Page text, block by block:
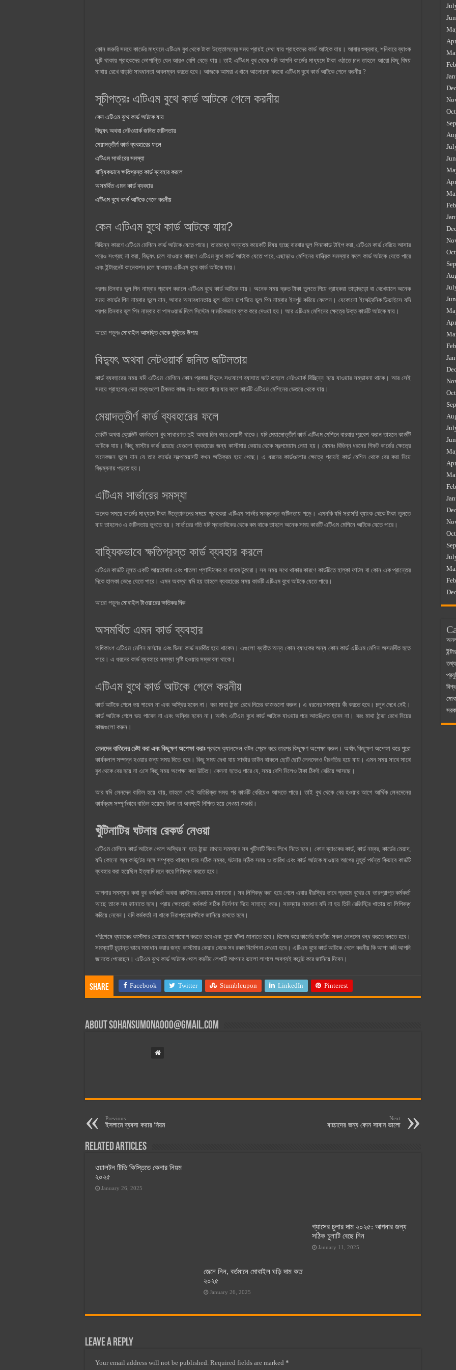
কোন জরুরি সময়ে কার্ডের মাধ্যমে এটিএম বুথ থেকে টাকা উত্তোলনের সময় প্রায়ই দেখা যায় গ্রাহকদের কার্ড আটকে যায়। আবার শুক্রবার, শনিবারে ব্যাংক
ছুটি থাকায় গ্রাহকদের ভোগান্তি যেন আরও বেশি বেড়ে যায়। তাই এটিএম বুথ থেকে যদি আপনি কার্ডের মাধ্যমে টাকা ওঠাতে চান তাহলে আরো কিছু বিষয়
মাথায় রেখে বাড়তি সাবধানতা অবলম্বন করতে হবে। আজকে আমরা এখানে আলোচনা করবো এটিএম বুথে কার্ড আটকে গেলে করনীয় ?
সূচীপত্রঃ এটিএম বুথে কার্ড আটকে গেলে করনীয়
কেন এটিএম বুথে কার্ড আটকে যায়
বিদ্যুৎ অথবা নেটওয়ার্ক জনিত জটিলতায়
মেয়াদত্তীর্ণ কার্ড ব্যবহারের ফলে
এটিএম সার্ভারের সমস্যা
বাহ্যিকভাবে ক্ষতিগ্রস্ত কার্ড ব্যবহার করলে
অসমর্থিত এমন কার্ড ব্যবহার
এটিএম বুথে কার্ড আটকে গেলে করনীয়
কেন এটিএম বুথে কার্ড আটকে যায়?
বিভিন্ন কারণে এটিএম মেশিনে কার্ড আটকে যেতে পারে। তারমধ্যে অন্যতম কয়েকটি বিষয় হচ্ছে বারবার ভুল পিনকোড টাইপ করা, এটিএম কার্ড বেরিয়ে আসার
পরেও সংগ্রহ না করা, বিদ্যুৎ চলে যাওয়ার কারণে এটিএম বুথে কার্ড আটকে যেতে পারে, এছাড়াও মেশিনের যান্ত্রিক সমস্যার ফলে কার্ড আটকে যেতে পারে
এবং ইন্টারনেট কানেকশন চলে যাওয়ায় এটিএম বুথে কার্ড আটকে যায়।
পরপর তিনবার ভুল পিন নাম্বার প্রবেশ করালে এটিএম বুথে কার্ড আটকে যায়। অনেক সময় দ্রুত টাকা তুলতে গিয়ে গ্রাহকরা তাড়াহুড়ো বা বেখেয়ালে অনেক
সময় কার্ডের পিন নাম্বার ভুলে যান, আবার অসাবধানতায় ভুল বাটনে চাপ দিয়ে ভুল পিন নাম্বার ইনপুট করিয়ে ফেলেন। যেকোনো ইলেক্ট্রনিক ডিভাইসে যদি
পরপর তিনবার ভুল পিন নাম্বার বা পাসওয়ার্ড দিলে সিস্টেম সাময়িকভাবে ব্লক করে দেওয়া হয়। আর এটিএম মেশিনের ক্ষেত্রে উক্ত কার্ডটি আটকে যায়।
আরো পড়ুনঃ মোবাইল আসক্তি থেকে মুক্তির উপায়
বিদ্যুৎ অথবা নেটওয়ার্ক জনিত জটিলতায়
কার্ড ব্যবহারের সময় যদি এটিএম মেশিনে কোন প্রকার বিদ্যুৎ সংযোগে ব্যাঘাত ঘটে তাহলে নেটওয়ার্ক বিচ্ছিন্ন হয়ে যাওয়ার সম্ভাবনা থাকে। আর সেই
সময়ে গ্রাহকের দেয়া তথ্যগুলো ঠিকমত কাজ নাও করতে পারে যার ফলে কার্ডটি এটিএম মেশিনের ভেতরে থেকে যায়।
মেয়াদত্তীর্ণ কার্ড ব্যবহারের ফলে
ডেবিট অথবা ক্রেডিট কার্ডগুলো খুব সাধারণত দুই অথবা তিন বছর মেয়াদী থাকে। যদি মেয়াদোত্তীর্ণ কার্ড এটিএম মেশিনে বারবার প্রবেশ করান তাহলে কার্ডটি
আটকে যায়। কিছু মাস্টার কার্ড রয়েছে যেগুলো ব্যবহারের জন্য কাস্টমার কেয়ার থেকে স্বল্পমেয়াদ নেয়া হয়। যেমনঃ বিভিন্ন ধরনের গিফট কার্ডের ক্ষেত্রে
অনেকজন ভুলে যান যে তার কার্ডের স্বল্পমেয়াদটি কখন অতিক্রম হয়ে গেছে। এ ধরনের কার্ডগুলোর ক্ষেত্রে প্রায়ই কার্ড মেশিন থেকে বের করা নিয়ে
বিড়ম্বনায় পড়তে হয়।
এটিএম সার্ভারের সমস্যা
অনেক সময়ে কার্ডের মাধ্যমে টাকা উত্তোলনের সময়ে গ্রাহকরা এটিএম সার্ভার সংক্রান্ত জটিলতায় পড়ে। এমনকি যদি সরাসরি ব্যাংক থেকে টাকা তুলতে
যায় তাহলেও এ জটিলতায় ভুগতে হয়। সার্ভারের গতি যদি স্বাভাবিকের থেকে কম থাকে তাহলে অনেক সময় কার্ডটি এটিএম মেশিনে আটকে যেতে পারে।
বাহ্যিকভাবে ক্ষতিগ্রস্ত কার্ড ব্যবহার করলে
এটিএম কার্ডটি মূলত একটি আয়তাকার এবং পাতলা প্লাস্টিকের বা ধাতব টুকরো। সব সময় সথে থাকার কারণে কার্ডটিতে হাল্কা ফাটল বা কোন এক প্রান্তের
দিকে হালকা ভেঙে যেতে পারে। এমন অবস্থা যদি হয় তাহলে ব্যবহারের সময় কার্ডটি এটিএম বুথে আটকে যেতে পারে।
আরো পড়ুনঃ মোবাইল টাওয়ারের ক্ষতিকর দিক
অসমর্থিত এমন কার্ড ব্যবহার
অধিকাংশ এটিএম মেশিন মাস্টার এবং ভিসা কার্ড সমর্থিত হয়ে থাকেন। এগুলো ব্যতীত অন্য কোন ব্যাংকের অন্য কোন কার্ড এটিএম মেশিন অসমর্থিত হতে
পারে। এ ধরনের কার্ড ব্যবহারে সমস্যা সৃষ্টি হওয়ার সম্ভাবনা থাকে।
এটিএম বুথে কার্ড আটকে গেলে করনীয়
কার্ড আটকে গেলে ভয় পাবেন না এবং অস্থির হবেন না। বরং মাথা ঠান্ডা রেখে নিচের কাজগুলো করুন। এ ধরনের সমস্যায় কী করতে হবে। চলুন দেখে নেই।
কার্ড আটকে গেলে ভয় পাবেন না এবং অস্থির হবেন না। অর্থাৎ এটিএম বুথে কার্ড আটকে যাওয়ার পরে আতঙ্কিত হবেন না। বরং মাথা ঠান্ডা রেখে নিচের
কাজগুলো করুন।
লেনদেন বাতিলের চেষ্টা করা এবং কিছুক্ষণ অপেক্ষা করাঃপ্রথমে ক্যানসেল বাটন প্রেস করে তারপর কিছুক্ষণ অপেক্ষা করুন। অর্থাৎ কিছুক্ষণ অপেক্ষা করে পুরো
কার্যকলাপ সম্পন্ন হওয়ার জন্য সময় দিতে হবে। কিছু সময় দেখা যায় সার্ভার ডাউন থাকলে ছোট ছোট লেনদেনও ধীরগতির হয়ে যায়। এমন সময় সাথে সাথে
বুথ থেকে বের হয়ে না এসে কিছু সময় অপেক্ষা করা উচিত। কেননা হতেও পারে যে, সময় বেশি নিলেও টাকা ঠিকই বেরিয়ে আসছে।
আর যদি লেনদেন বাতিল হয়ে যায়, তাহলে সেই অতিরিক্ত সময় পর কার্ডটি বেরিয়েও আসতে পারে। তাই বুথ থেকে বের হওয়ার আগে আর্থিক লেনদেনের
কার্যক্রম সম্পূর্ণভাবে বাতিল হয়েছে কিনা তা অবশ্যই নিশ্চিত হয়ে নেওয়া জরুরি।
খুঁটিনাটির ঘটনার রেকর্ড নেওয়া
এটিএম মেশিনে কার্ড আটকে গেলে অস্থির না হয়ে ঠান্ডা মাথায় সমস্যার সব খুটিনাটি বিষয় লিখে নিতে হবে। কোন ব্যাংকের কার্ড, কার্ড নম্বর, কার্ডের মেয়াদ,
যদি কোনো অ্যাকাউন্টের সঙ্গে সম্পৃক্ত থাকলে তার সঠিক নম্বর, ঘটনার সঠিক সময় ও তারিখ এবং কার্ড আটকে যাওয়ার আগের মুহূর্ত পর্যন্ত কিভাবে কার্ডটি
ব্যবহার করা হয়েছিল ইত্যাদি মনে করে লিপিবদ্ধ করতে হবে।
আপনার সমস্যার কথা বুথ কর্মকর্তা অথবা কাস্টমার কেয়ারে জানানো। সব লিপিবদ্ধ করা হয়ে গেলে এবার ধীরস্থির ভাবে প্রথমে বুথের যে ভারপ্রাপ্ত কর্মকর্তা
আছে তাকে সব জানাতে হবে। প্রায় ক্ষেত্রেই কর্মকর্তা সঠিক নির্দেশনা দিয়ে সাহায্য করে। সমস্যার সমাধান যদি না হয় তিনি রেজিস্ট্রি খাতায় তা লিপিবদ্ধ
করিয়ে নেবেন। যদি কর্মকর্তা না থাকে নিরাপত্তারক্ষীকে জানিয়ে রাখতে হবে।
পরিশেষে ব্যাংকের কাস্টমার কেয়ারে যোগাযোগ করতে হবে এবং পুরো ঘটনা জানাতে হবে। বিশেষ করে কার্ডের যাবতীয় সকল লেনদেন বন্ধ করতে বলতে হবে।
সমস্যাটি চূড়ান্ত ভাবে সমাধান করার জন্য কাস্টমার কেয়ার থেকে সব রকম নির্দেশনা দেওয়া হবে। এটিএম বুথে কার্ড আটকে গেলে করনীয় কি আশা করি আপনি
জানতে পেরেছেন। এটিএম বুথে কার্ড আটকে গেলে করনীয় লেখাটি আপনার ভালো লাগলে অবশ্যই কমেন্ট করে জানিয়ে দিবেন।
Share Facebook Twitter Stumbleupon LinkedIn Pinterest
Aboutsohansumona000@gmail.com
Previous
ইসলামে ব্যবসা করার নিয়ম
Next
বাচ্চাদের জন্য কোন সাবান ভালো
Related Articles
ওয়ালটন টিভি কিস্তিতে কেনার নিয়ম
২০২৫
January 26, 2025
জেনে নিন, বর্তমানে মোবাইল ঘড়ি দাম কত
২০২৫
January 26, 2025
গ্যাসের চুলার দাম ২০২৫: আপনার জন্য
সঠিক চুলাটি বেছে নিন
January 11, 2025
Leave a Reply
Your email address will not be published. Required fields are marked *
তথ্য
বিশ্ব